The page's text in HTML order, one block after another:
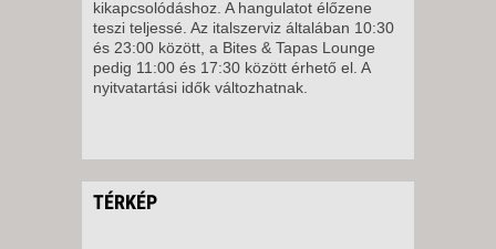
2026. DECEMBER 02., SZERDA
-
8 NAP / 7 ÉJSZAKA
2026. DECEMBER 04., PÉNTEK
kikapcsolódáshoz. A hangulatot élőzene
teszi teljessé. Az italszerviz általában 10:30
és 23:00 között, a Bites & Tapas Lounge
pedig 11:00 és 17:30 között érhető el. A
nyitvatartási idők változhatnak.
TÉRKÉP